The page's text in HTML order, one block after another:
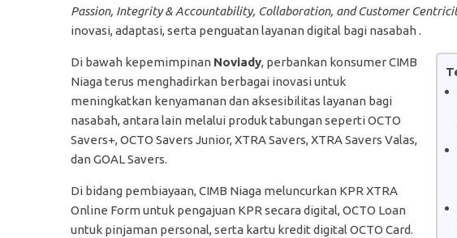
Passion, Integrity & Accountability, Collaboration, and Customer
inovasi, adaptasi, serta penguatan layanan digital bagi nasabah .
Di bawah kepemimpinan Noviady, perbankan konsumer CIMB
Niaga terus menghadirkan berbagai inovasi untuk
meningkatkan kenyamanan dan aksesibilitas layanan bagi
nasabah, antara lain melalui produk tabungan seperti OCTO
Savers+, OCTO Savers Junior, XTRA Savers, XTRA Savers Valas,
dan GOAL Savers.
Di bidang pembiayaan, CIMB Niaga meluncurkan KPR XTRA
Online Form untuk pengajuan KPR secara digital, OCTO Loan
untuk pinjaman personal, serta kartu kredit digital OCTO Card.